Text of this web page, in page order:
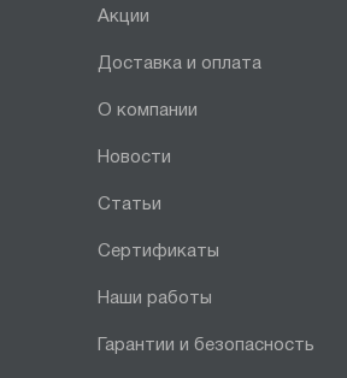
Акции
Доставка и оплата
О компании
Новости
Статьи
Сертификаты
Наши работы
Гарантии и безопасность